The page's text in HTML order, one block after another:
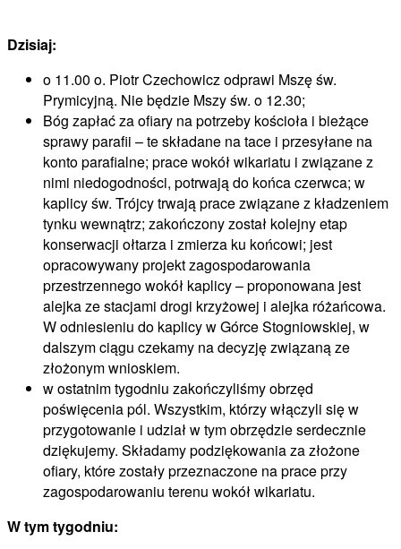
Dzisiaj:
o 11.00 o. Piotr Czechowicz odprawi Mszę św.
Prymicyjną. Nie będzie Mszy św. o 12.30;
Bóg zapłać za ofiary na potrzeby kościoła i bieżące
sprawy parafii – te składane na tace i przesyłane na
konto parafialne; prace wokół wikariatu i związane z
nimi niedogodności, potrwają do końca czerwca; w
kaplicy św. Trójcy trwają prace związane z kładzeniem
tynku wewnątrz; zakończony został kolejny etap
konserwacji ołtarza i zmierza ku końcowi; jest
opracowywany projekt zagospodarowania
przestrzennego wokół kaplicy – proponowana jest
alejka ze stacjami drogi krzyżowej i alejka różańcowa.
W odniesieniu do kaplicy w Górce Stogniowskiej, w
dalszym ciągu czekamy na decyzję związaną ze
złożonym wnioskiem.
w ostatnim tygodniu zakończyliśmy obrzęd
poświęcenia pól. Wszystkim, którzy włączyli się w
przygotowanie i udział w tym obrzędzie serdecznie
dziękujemy. Składamy podziękowania za złożone
ofiary, które zostały przeznaczone na prace przy
zagospodarowaniu terenu wokół wikariatu.
W tym tygodniu: